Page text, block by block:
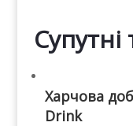
Харчова
Drink